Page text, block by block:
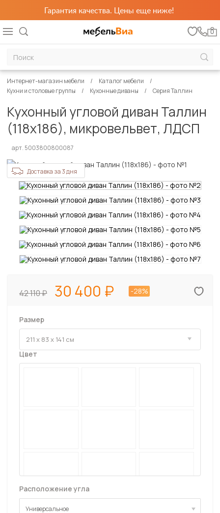
Гарантия качества. Цены еще ниже!
0
Интернет-магазин мебели
Каталог мебели
Кухни и столовые группы
Кухонные диваны Серия Таллин
Кухонный угловой диван Таллин
(118х186), микровельвет, ЛДСП
арт. 5003800800087
Доставка за 3 дня
42 110 30 400 -28%
Размер
Цвет
Расположение угла
Универсальное